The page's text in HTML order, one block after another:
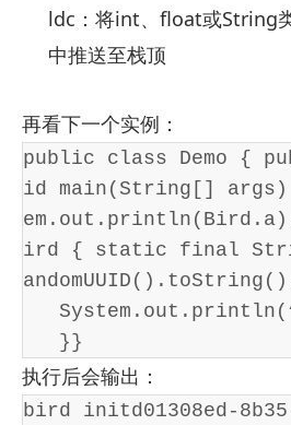
ldc：将int、float或String
中推送至栈顶
再看下一个实例：
public class Demo {
id main(String[]
ird { static final
}}
执行后会输出：
bird initd01308ed-